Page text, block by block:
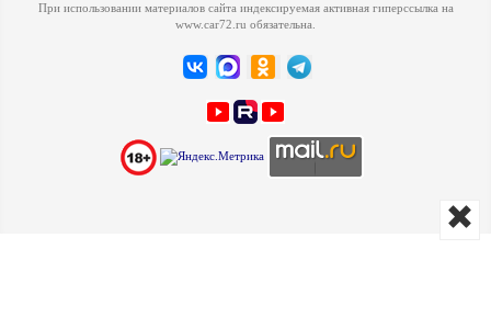
При использовании материалов сайта индексируемая активная гиперссылка на
www.car72.ru обязательна.